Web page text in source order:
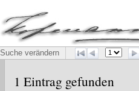
Suche verändern
1 Eintrag gefunden